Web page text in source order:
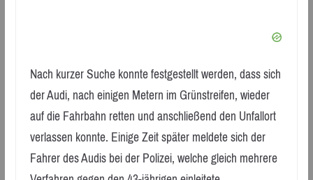
Nach kurzer Suche konnte festgestellt werden, dass sich
der Audi, nach einigen Metern im Grünstreifen, wieder
auf die Fahrbahn retten und anschließend den Unfallort
verlassen konnte. Einige Zeit später meldete sich der
Fahrer des Audis bei der Polizei, welche gleich mehrere